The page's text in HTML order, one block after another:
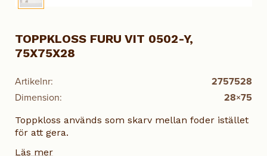
Artikelnr:
2757528
Dimension:
28×75
TOPPKLOSS FURU VIT 0502-Y,
75X75X28
Toppkloss används som skarv mellan foder istället
för att gera.
Läs mer